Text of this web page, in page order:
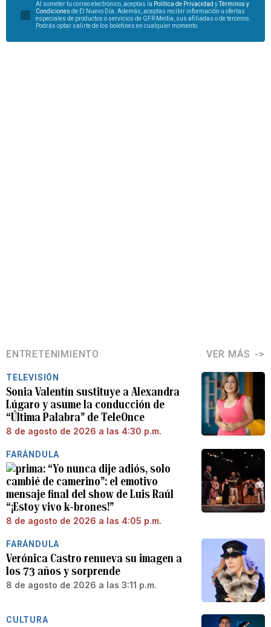
Al someter tu correo electrónico, aceptas la Política de Privacidad yTérminos y
Condiciones de El Nuevo Día. Además, aceptas recibir información u ofertas
especiales de productos o servicios de GFR Media, sus afiliadas o de terceros.
Podrás optar salirte de los boletines en cualquier momento.
ENTRETENIMIENTO VER MÁS
TELEVISIÓN
Sonia Valentín sustituye a Alexandra
Lúgaro y asume la conducción de
“Última Palabra” de TeleOnce
8 de agosto de 2026 a las 4:30 p.m.
FARÁNDULA
“Yo nunca dije adiós, solo
cambié de camerino”: el emotivo
mensaje final del show de Luis Raúl
“¡Estoy vivo k-brones!”
8 de agosto de 2026 a las 4:05 p.m.
FARÁNDULA
Verónica Castro renueva su imagen a
los 73 años y sorprende
8 de agosto de 2026 a las 3:11 p.m.
CULTURA